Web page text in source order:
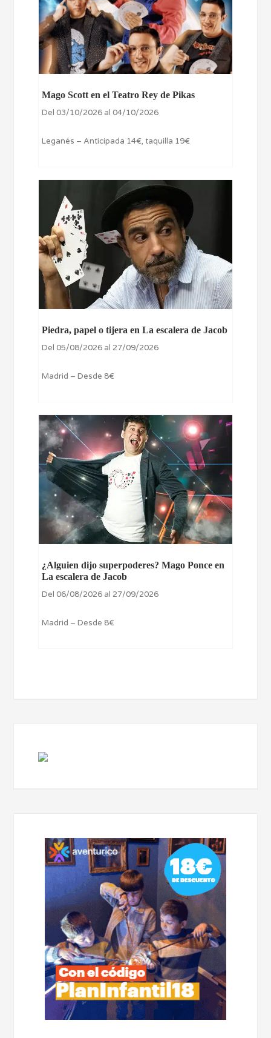
Mago Scott en el Teatro Rey de Pikas
Del 03/10/2026 al 04/10/2026
Leganés – Anticipada 14€, taquilla 19€
Piedra, papel o tijera en La escalera de Jacob
Del 05/08/2026 al 27/09/2026
Madrid – Desde 8€
¿Alguien dijo superpoderes? Mago Ponce en
La escalera de Jacob
Del 06/08/2026 al 27/09/2026
Madrid – Desde 8€